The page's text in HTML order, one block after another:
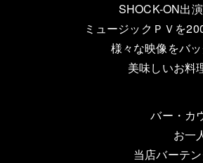
SHOCK-ON出
ミュージックＰＶを
様々な映像をバ
美味しいお料
バー・カ
お一
当店バーテ